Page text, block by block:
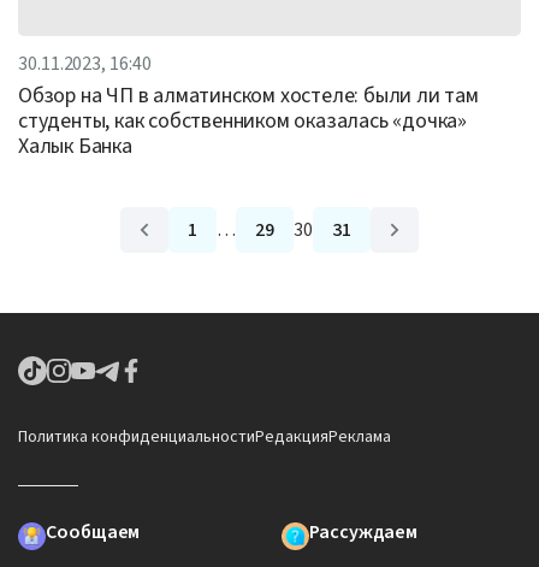
30.11.2023, 16:40
Обзор на ЧП в алматинском хостеле: были ли там
студенты, как собственником оказалась «дочка»
Халык Банка
1 … 29 30 31
Политика конфиденциальностиРедакцияРеклама
Сообщаем
Рассуждаем